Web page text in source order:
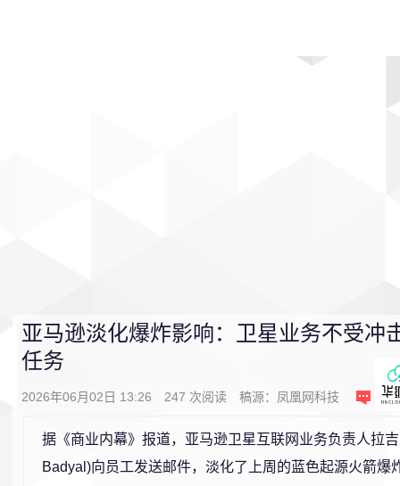
亚马逊淡化爆炸影响：卫星业务不受冲
任务
2026年06月02日 13:26 247 次阅读 稿源： 凤凰网科技 0条
据《商业内幕》报道，亚马逊卫星互联网业务负责人拉
Badyal)向员工发送邮件，淡化了上周的蓝色起源火箭爆